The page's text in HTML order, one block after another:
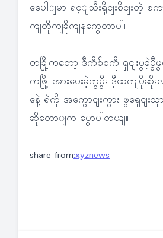
ပေေါျမှာ ရင့ျသီးရိုငျးစိုငျးတဲ့
ကျတိုကျခိုကျနကွေတာပါ။
တခြို့ကတော့ ဒီကိစ်စကို ရှငျးပွခဲ့ပွီ
ကဖြို့ အားပေးခဲ့ကွပွီး ဒီ့ထကျပိုဆို
နေဲ့ ရဲကို အကွောငျးကွား ဖွရှေငျ
ဆိုတောျက ပွောပါတယျ။
share from:xyznews